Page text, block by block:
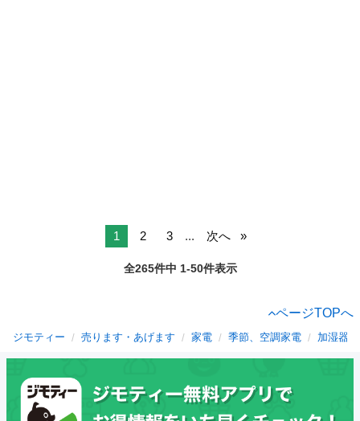
1 2 3 ... 次へ
全265件中 1-50件表示
ページTOPへ
ジモティー 売ります・あげます 家電 季節、空調家電 加湿器